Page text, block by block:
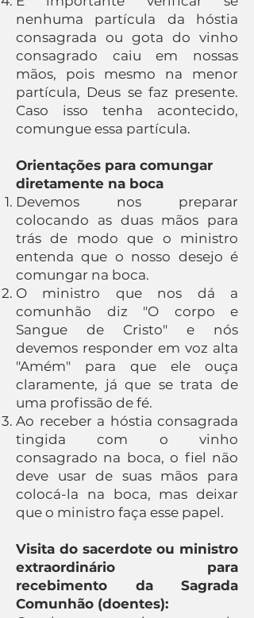
nenhuma partícula da hóstia
consagrada ou gota do vinho
consagrado caiu em nossas
mãos, pois mesmo na menor
partícula, Deus se faz presente.
Caso isso tenha acontecido,
comungue essa partícula.
Orientações para comungar
diretamente na boca
Devemos nos preparar
colocando as duas mãos para
trás de modo que o ministro
entenda que o nosso desejo é
comungar na boca.
O ministro que nos dá a
comunhão diz "O corpo e
Sangue de Cristo" e nós
devemos responder em voz alta
"Amém" para que ele ouça
claramente, já que se trata de
uma profissão de fé.
Ao receber a hóstia consagrada
tingida com o vinho
consagrado na boca, o fiel não
deve usar de suas mãos para
colocá-la na boca, mas deixar
que o ministro faça esse papel.
Visita do sacerdote ou ministro
extraordinário para
recebimento da Sagrada
Comunhão (doentes):